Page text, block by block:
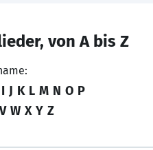
von A bis Z
I J K L M N O P
V W X Y Z